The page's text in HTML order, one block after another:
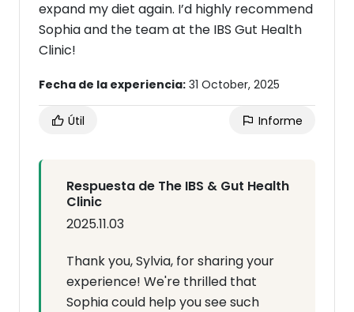
expand my diet again. I’d highly recommend
Sophia and the team at the IBS Gut Health
Clinic!
Fecha de la experiencia: 31 October, 2025
Útil Informe
Respuesta de The IBS & Gut Health
Clinic
2025.11.03
Thank you, Sylvia, for sharing your
experience! We're thrilled that
Sophia could help you see such